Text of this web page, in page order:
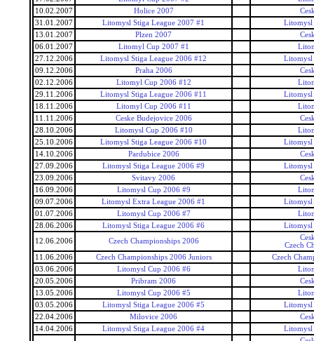
10.02.2007
Holice 2007
31.01.2007
Litomysl Stiga League 2007 #1
Litomysl
13.01.2007
Plzen 2007
06.01.2007
Litomyl Cup 2007 #1
27.12.2006
Litomysl Stiga League 2006 #12
Litomysl
09.12.2006
Praha 2006
02.12.2006
Litomyl Cup 2006 #12
29.11.2006
Litomysl Stiga League 2006 #11
Litomysl
18.11.2006
Litomyl Cup 2006 #11
11.11.2006
Ceske Budejovice 2006
28.10.2006
Litomysl Cup 2006 #10
25.10.2006
Litomysl Stiga League 2006 #10
Litomysl
14.10.2006
Pardubice 2006
27.09.2006
Litomysl Stiga League 2006 #9
Litomysl
23.09.2006
Svitavy 2006
16.09.2006
Litomysl Cup 2006 #9
09.07.2006
Litomysl Extra League 2006 #1
Litomysl
01.07.2006
Litomysl Cup 2006 #7
28.06.2006
Litomysl Stiga League 2006 #6
Litomysl
12.06.2006
Czech Championships 2006
Czech
11.06.2006
Czech Championships 2006 Juniors
Czech
03.06.2006
Litomysl Cup 2006 #6
20.05.2006
Pribram 2006
13.05.2006
Litomysl Cup 2006 #5
03.05.2006
Litomysl Stiga League 2006 #5
Litomysl
22.04.2006
Milovice 2006
14.04.2006
Litomysl Stiga League 2006 #4
Litomysl